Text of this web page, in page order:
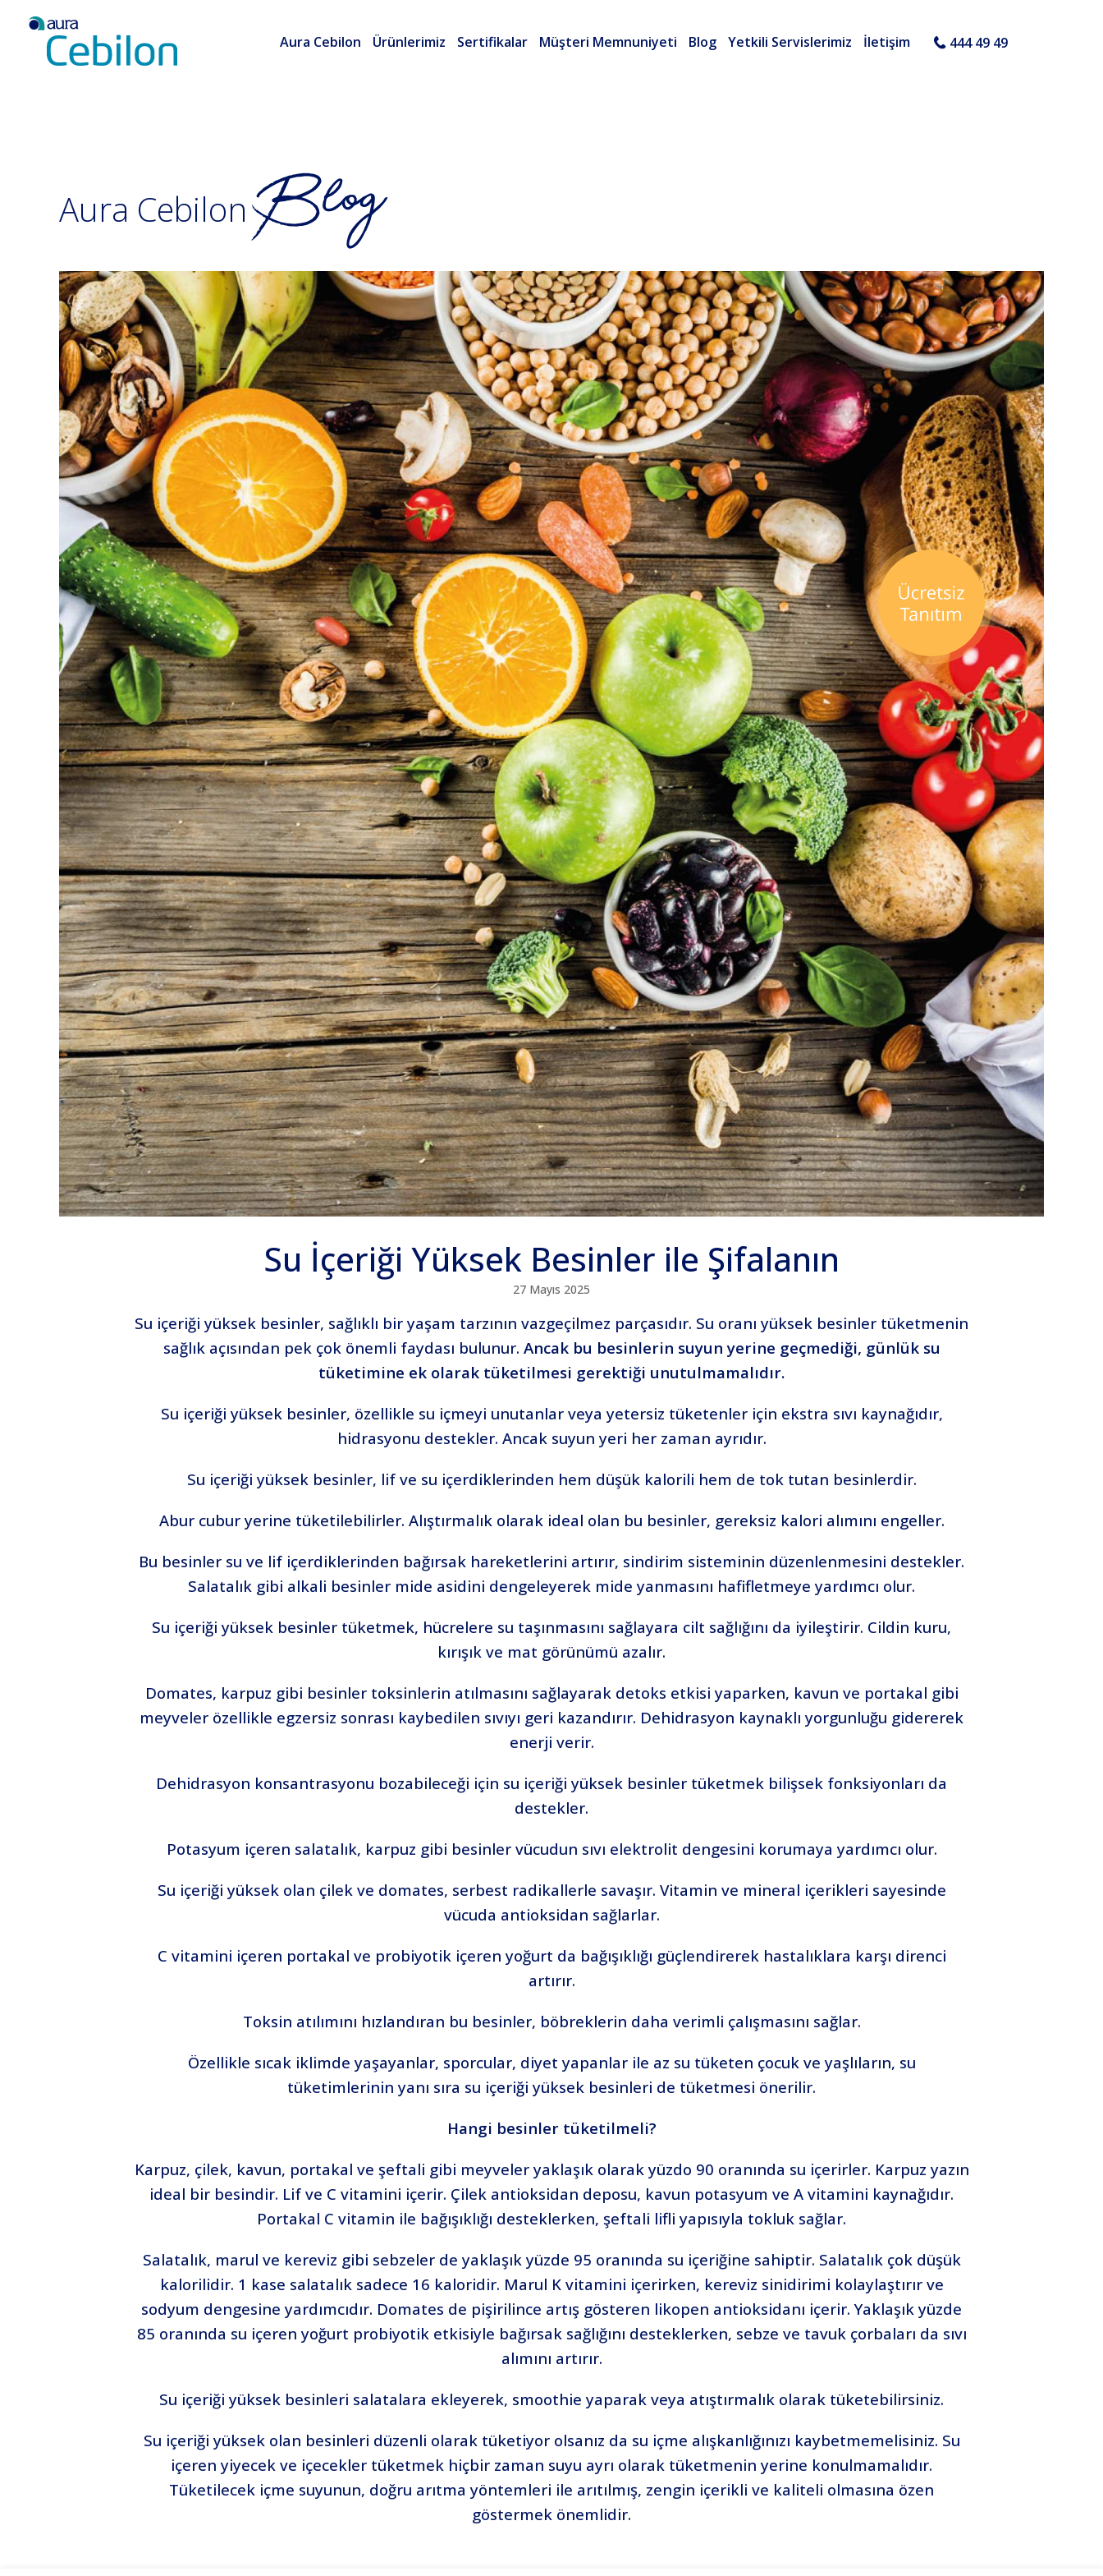
Aura Cebilon Ürünlerimiz Sertifikalar Müşteri Memnuniyeti Blog Yetkili Servislerimiz İletişim 444 49 49
Aura Cebilon
Su İçeriği Yüksek Besinler ile Şifalanın
27 Mayıs 2025
Su içeriği yüksek besinler, sağlıklı bir yaşam tarzının vazgeçilmez parçasıdır. Su oranı yüksek besinler tüketmenin
sağlık açısından pek çok önemli faydası bulunur. Ancak bu besinlerin suyun yerine geçmediği, günlük su
tüketimine ek olarak tüketilmesi gerektiği unutulmamalıdır.
Su içeriği yüksek besinler, özellikle su içmeyi unutanlar veya yetersiz tüketenler için ekstra sıvı kaynağıdır,
hidrasyonu destekler. Ancak suyun yeri her zaman ayrıdır.
Su içeriği yüksek besinler, lif ve su içerdiklerinden hem düşük kalorili hem de tok tutan besinlerdir.
Abur cubur yerine tüketilebilirler. Alıştırmalık olarak ideal olan bu besinler, gereksiz kalori alımını engeller.
Bu besinler su ve lif içerdiklerinden bağırsak hareketlerini artırır, sindirim sisteminin düzenlenmesini destekler.
Salatalık gibi alkali besinler mide asidini dengeleyerek mide yanmasını hafifletmeye yardımcı olur.
Su içeriği yüksek besinler tüketmek, hücrelere su taşınmasını sağlayara cilt sağlığını da iyileştirir. Cildin kuru,
kırışık ve mat görünümü azalır.
Domates, karpuz gibi besinler toksinlerin atılmasını sağlayarak detoks etkisi yaparken, kavun ve portakal gibi
meyveler özellikle egzersiz sonrası kaybedilen sıvıyı geri kazandırır. Dehidrasyon kaynaklı yorgunluğu gidererek
enerji verir.
Dehidrasyon konsantrasyonu bozabileceği için su içeriği yüksek besinler tüketmek bilişsek fonksiyonları da
destekler.
Potasyum içeren salatalık, karpuz gibi besinler vücudun sıvı elektrolit dengesini korumaya yardımcı olur.
Su içeriği yüksek olan çilek ve domates, serbest radikallerle savaşır. Vitamin ve mineral içerikleri sayesinde
vücuda antioksidan sağlarlar.
C vitamini içeren portakal ve probiyotik içeren yoğurt da bağışıklığı güçlendirerek hastalıklara karşı direnci
artırır.
Toksin atılımını hızlandıran bu besinler, böbreklerin daha verimli çalışmasını sağlar.
Özellikle sıcak iklimde yaşayanlar, sporcular, diyet yapanlar ile az su tüketen çocuk ve yaşlıların, su
tüketimlerinin yanı sıra su içeriği yüksek besinleri de tüketmesi önerilir.
Hangi besinler tüketilmeli?
Karpuz, çilek, kavun, portakal ve şeftali gibi meyveler yaklaşık olarak yüzdo 90 oranında su içerirler. Karpuz yazın
ideal bir besindir. Lif ve C vitamini içerir. Çilek antioksidan deposu, kavun potasyum ve A vitamini kaynağıdır.
Portakal C vitamin ile bağışıklığı desteklerken, şeftali lifli yapısıyla tokluk sağlar.
Salatalık, marul ve kereviz gibi sebzeler de yaklaşık yüzde 95 oranında su içeriğine sahiptir. Salatalık çok düşük
kalorilidir. 1 kase salatalık sadece 16 kaloridir. Marul K vitamini içerirken, kereviz sinidirimi kolaylaştırır ve
sodyum dengesine yardımcıdır. Domates de pişirilince artış gösteren likopen antioksidanı içerir. Yaklaşık yüzde
85 oranında su içeren yoğurt probiyotik etkisiyle bağırsak sağlığını desteklerken, sebze ve tavuk çorbaları da sıvı
alımını artırır.
Su içeriği yüksek besinleri salatalara ekleyerek, smoothie yaparak veya atıştırmalık olarak tüketebilirsiniz.
Su içeriği yüksek olan besinleri düzenli olarak tüketiyor olsanız da su içme alışkanlığınızı kaybetmemelisiniz. Su
içeren yiyecek ve içecekler tüketmek hiçbir zaman suyu ayrı olarak tüketmenin yerine konulmamalıdır.
Tüketilecek içme suyunun, doğru arıtma yöntemleri ile arıtılmış, zengin içerikli ve kaliteli olmasına özen
göstermek önemlidir.